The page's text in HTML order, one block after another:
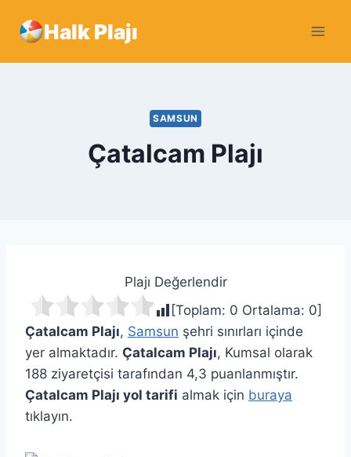
Halk Plajı
SAMSUN
Çatalcam Plajı
Plajı Değerlendir
[Toplam: 0 Ortalama: 0]
Çatalcam Plajı, Samsun şehri sınırları içinde
yer almaktadır. Çatalcam Plajı, Kumsal olarak
188 ziyaretçisi tarafından 4,3 puanlanmıştır.
Çatalcam Plajı yol tarifi almak için buraya
tıklayın.